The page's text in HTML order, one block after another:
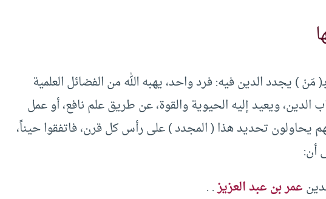
) يجدد الدين فيه: فرد واحد، يهبه الله من الفضائل العلمية
الدين، ويعيد إليه الحيوية والقوة، عن طريق علم نافع، أو عمل
يحاولون تحديد هذا ( المجدد ) على رأس كل قرن، فاتفقوا حيناً،
أن:
عمر بن عبد العزيز. .